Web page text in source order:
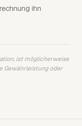
ihn
ist möglicherweise
Gewährleistung oder